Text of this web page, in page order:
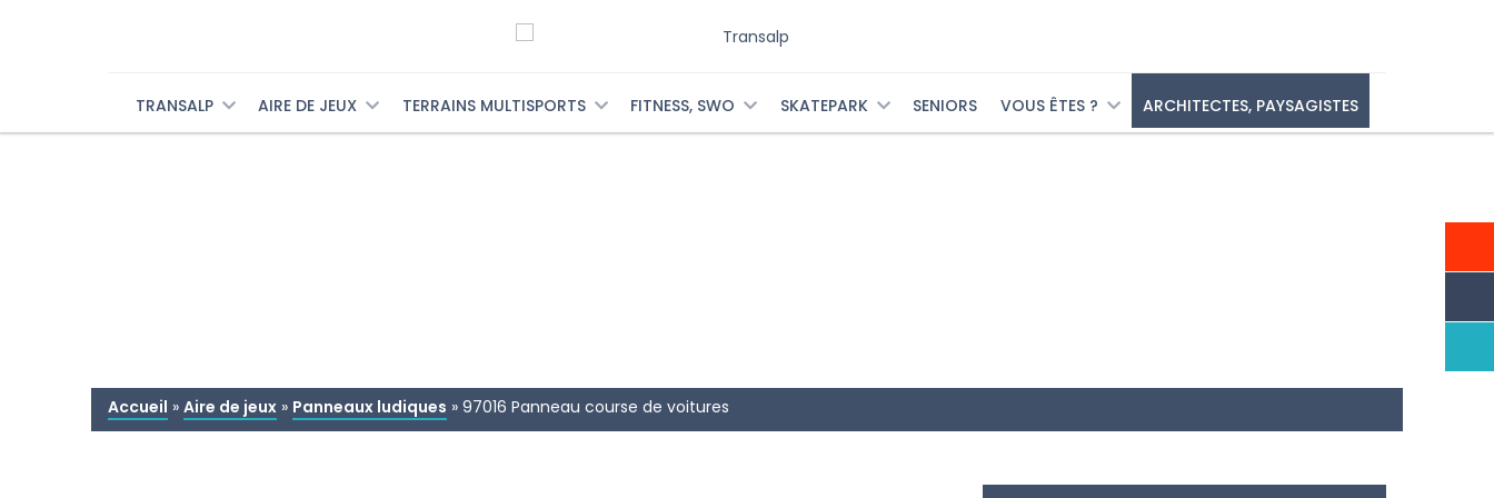
TRANSALP AIRE DE JEUX TERRAINS MULTISPORTS FITNESS, SWO SKATEPARK SENIORS VOUS ÊTES ? ARCHITECTES, PAYSAGISTES
Accueil » Aire de jeux » Panneaux ludiques » 97016 Panneau course de voitures